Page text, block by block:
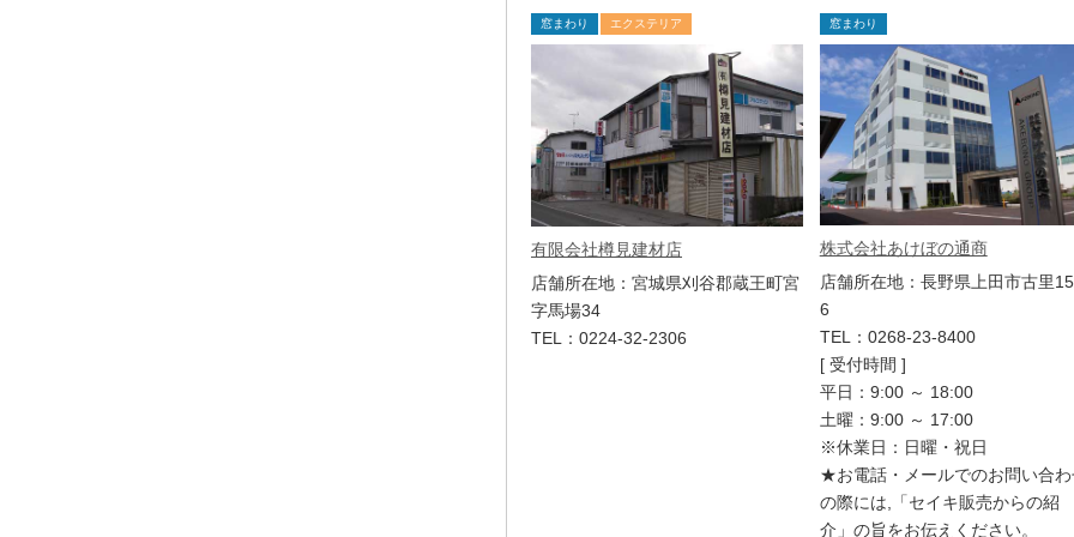
窓まわり エクステリア
有限会社樽見建材店
店舗所在地：宮城県刈谷郡蔵王町宮
字馬場34
TEL：0224-32-2306
窓まわり
株式会社あけぼの通商
店舗所在地：長野県上田市古里
6
TEL：0268-23-8400
[ 受付時間 ]
平日：9:00 ～ 18:00
土曜：9:00 ～ 17:00
※休業日：日曜・祝日
★お電話・メールでのお問い合わ
の際には,「セイキ販売からの紹
介」の旨をお伝えください。